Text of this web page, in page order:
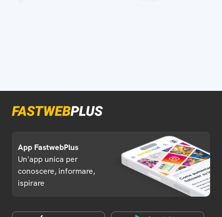
App FastwebPlus
Un'app unica per
conoscere, informare,
ispirare